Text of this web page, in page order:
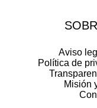
Aviso
Política de
Misión